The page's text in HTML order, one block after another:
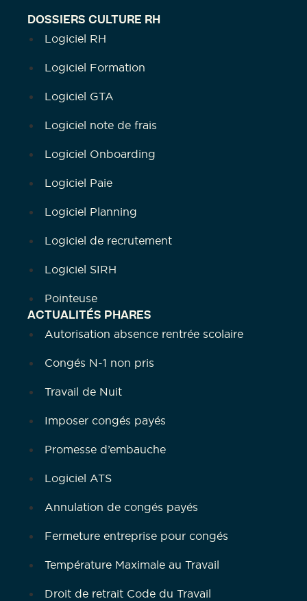
DOSSIERS CULTURE RH
Logiciel RH
Logiciel Formation
Logiciel GTA
Logiciel note de frais
Logiciel Onboarding
Logiciel Paie
Logiciel Planning
Logiciel de recrutement
Logiciel SIRH
Pointeuse
ACTUALITÉS PHARES
Autorisation absence rentrée scolaire
Congés N-1 non pris
Travail de Nuit
Imposer congés payés
Promesse d’embauche
Logiciel ATS
Annulation de congés payés
Fermeture entreprise pour congés
Température Maximale au Travail
Droit de retrait Code du Travail